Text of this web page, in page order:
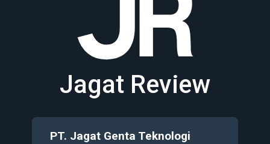
Jagat Review
PT. Jagat Genta Teknologi